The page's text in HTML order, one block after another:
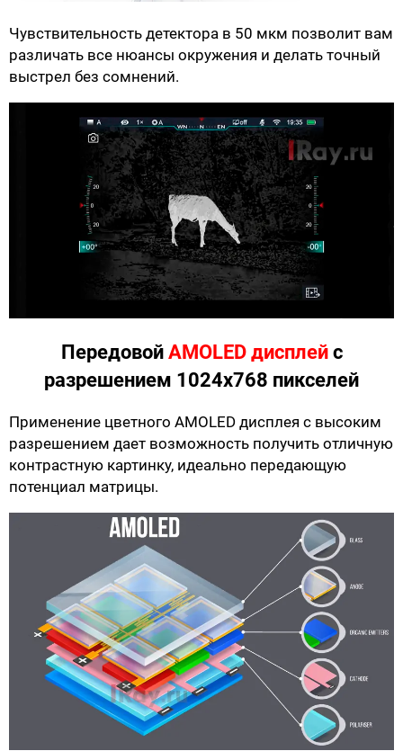
Чувствительность детектора в 50 мкм позволит вам
различать все нюансы окружения и делать точный
выстрел без сомнений.
ПередовойAMOLED дисплейс
разрешением 1024x768 пикселей
Применение цветного AMOLED дисплея с высоким
разрешением дает возможность получить отличную
контрастную картинку, идеально передающую
потенциал матрицы.